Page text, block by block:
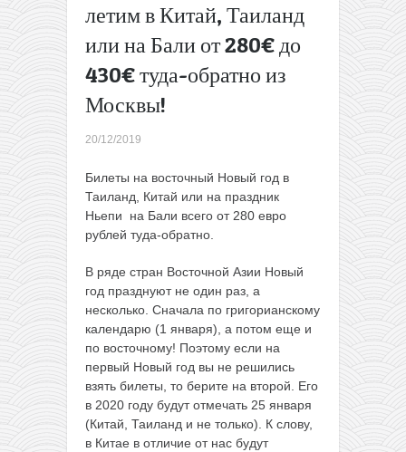
летим в Китай, Таиланд
или на Бали от 280€ до
430€ туда-обратно из
Москвы!
20/12/2019
Билеты на восточный Новый год в
Таиланд, Китай или на праздник
Ньепи на Бали всего от 280 евро
рублей туда-обратно.
В ряде стран Восточной Азии Новый
год празднуют не один раз, а
несколько. Сначала по григорианскому
календарю (1 января), а потом еще и
по восточному! Поэтому если на
первый Новый год вы не решились
взять билеты, то берите на второй. Его
в 2020 году будут отмечать 25 января
(Китай, Таиланд и не только). К слову,
в Китае в отличие от нас будут
поездке за
134€ туда-
обратно!
(из Москвы)